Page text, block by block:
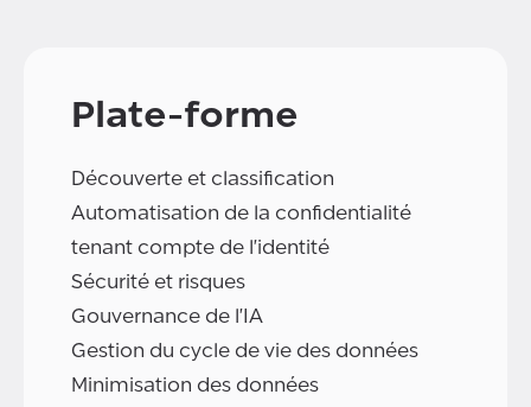
Plate-forme
Découverte et classification
Automatisation de la confidentialité
tenant compte de l'identité
Sécurité et risques
Gouvernance de l'IA
Gestion du cycle de vie des données
Minimisation des données